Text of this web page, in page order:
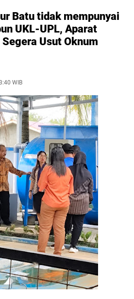
Batu tidak mempunyai
UKL-UPL, Aparat
Usut Oknum
WIB